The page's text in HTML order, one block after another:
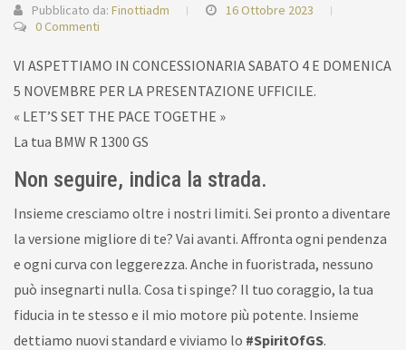
Pubblicato da: Finottiadm
16 Ottobre 2023
0 Commenti
VI ASPETTIAMO IN CONCESSIONARIA SABATO 4 E DOMENICA
5 NOVEMBRE PER LA PRESENTAZIONE UFFICILE.
« LET’S SET THE PACE TOGETHE »
La tua BMW R 1300 GS
Non seguire, indica la strada.
Insieme cresciamo oltre i nostri limiti. Sei pronto a diventare
la versione migliore di te? Vai avanti. Affronta ogni pendenza
e ogni curva con leggerezza. Anche in fuoristrada, nessuno
può insegnarti nulla. Cosa ti spinge? Il tuo coraggio, la tua
fiducia in te stesso e il mio motore più potente. Insieme
dettiamo nuovi standard e viviamo lo #SpiritOfGS.